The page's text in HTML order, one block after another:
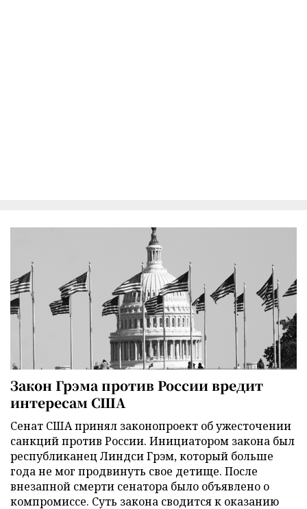
Закон Грэма против России вредит
интересам США
Сенат США принял законопроект об ужесточении
санкций против России. Инициатором закона был
республиканец Линдси Грэм, который больше
года не мог продвинуть свое детище. После
внезапной смерти сенатора было объявлено о
компромиссе. Суть закона сводится к оказанию